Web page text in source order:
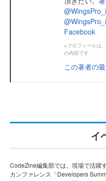
Facebook
※プロフィールは
の内容です
この著者の
イ
CodeZine編集部では、現場で活躍
カンファレンス「Developers